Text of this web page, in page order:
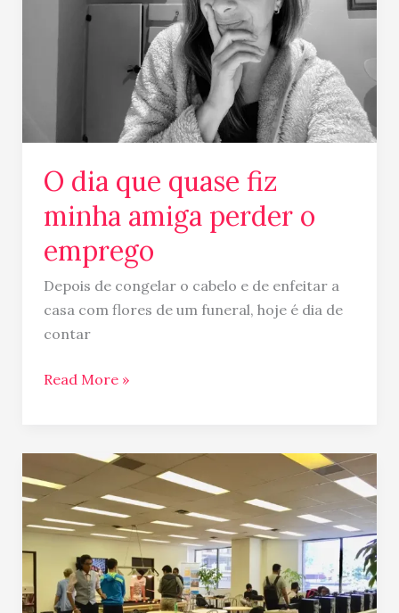
O dia que quase fiz
minha amiga perder o
emprego
Depois de congelar o cabelo e de enfeitar a
casa com flores de um funeral, hoje é dia de
contar
Read More »
Intercâmbio
no
Canadá
–
Promoções